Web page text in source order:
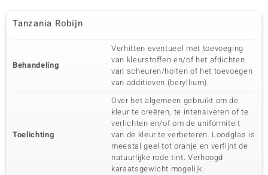
Tanzania Robijn
Behandeling
Verhitten eventueel met toevoeging
van kleurstoffen en/of het afdichten
van scheuren/holten of het toevoegen
van additieven (beryllium).
Toelichting
Over het algemeen gebruikt om de
kleur te creëren, te intensiveren of te
verlichten en/of om de uniformiteit
van de kleur te verbeteren. Loodglas is
meestal geel tot oranje en verfijnt de
natuurlijke rode tint. Verhoogd
karaatsgewicht mogelijk.